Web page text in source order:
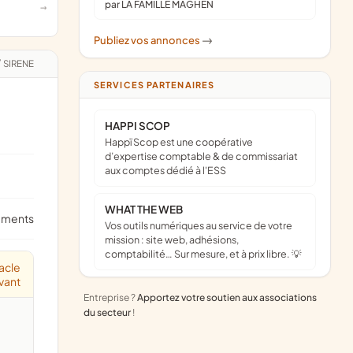
SIRENE
par LA FAMILLE MAGHEN
Publiez vos annonces ->
SERVICES PARTENAIRES
HAPPI SCOP
Happï Scop est une coopérative
d’expertise comptable & de commissariat
aux comptes dédié à l'ESS
WHAT THE WEB
Vos outils numériques au service de votre
mission : site web, adhésions,
comptabilité… Sur mesure, et à prix libre. 💡
Entreprise ?Apportez votre soutien aux associations
du secteur !